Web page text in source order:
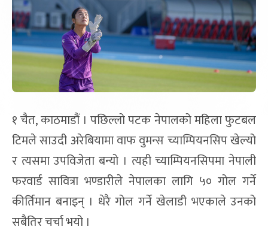
१ चैत, काठमाडौं । पछिल्लो पटक नेपालको महिला फुटबल
टिमले साउदी अरेबियामा वाफ वुमन्स च्याम्पियनसिप खेल्यो
र त्यसमा उपविजेता बन्यो । त्यही च्याम्पियनसिपमा नेपाली
फरवार्ड सावित्रा भण्डारीले नेपालका लागि ५० गोल गर्ने
कीर्तिमान बनाइन् । धेरै गोल गर्ने खेलाडी भएकाले उनको
सबैतिर चर्चा भयो ।